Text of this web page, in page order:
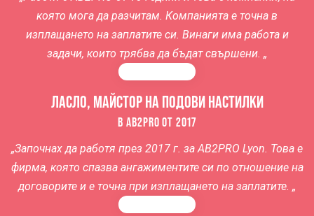
която мога да разчитам. Компанията е точна в
изплащането на заплатите си. Винаги има работа и
задачи, които трябва да бъдат свършени. „
ЛАСЛО, МАЙСТОР НА ПОДОВИ НАСТИЛКИ
В AB2PRO ОТ 2017
„Започнах да работя през 2017 г. заAB2PRO Lyon. Това е
фирма, която спазва ангажиментите си по отношение на
договорите и е точна при изплащането на заплатите. „